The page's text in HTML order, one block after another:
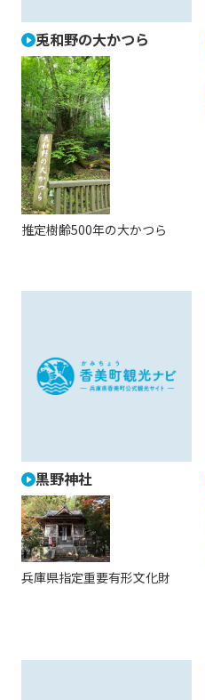
兎和野の大かつら
推定樹齢500年の大かつら
黒野神社
兵庫県指定重要有形文化財